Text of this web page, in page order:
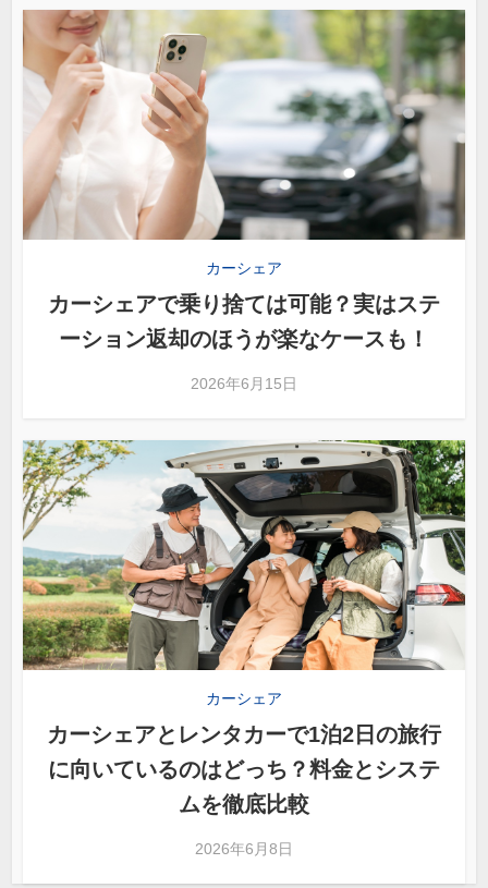
カーシェア
カーシェアで乗り捨ては可能？実はステ
ーション返却のほうが楽なケースも！
2026年6月15日
カーシェア
カーシェアとレンタカーで1泊2日の旅行
に向いているのはどっち？料金とシステ
ムを徹底比較
2026年6月8日